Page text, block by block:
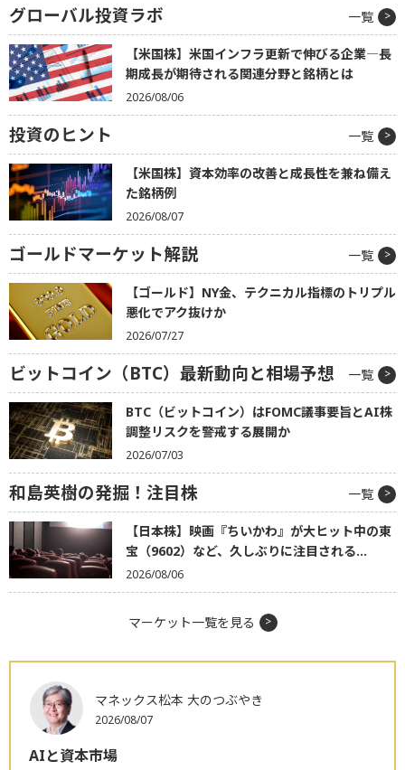
グローバル投資ラボ 一覧
【米国株】米国インフラ更新で伸びる企業―長
期成長が期待される関連分野と銘柄とは
2026/08/06
投資のヒント 一覧
【米国株】資本効率の改善と成長性を兼ね備え
た銘柄例
2026/08/07
ゴールドマーケット解説 一覧
【ゴールド】NY金、テクニカル指標のトリプル
悪化でアク抜けか
2026/07/27
ビットコイン（BTC）最新動向と相場予想 一覧
BTC（ビットコイン）はFOMC議事要旨とAI株
調整リスクを警戒する展開か
2026/07/03
和島英樹の発掘！注目株 一覧
【日本株】映画『ちいかわ』が大ヒット中の東
宝（9602）など、久しぶりに注目される...
2026/08/06
マーケット一覧を見る
マネックス松本 大のつぶやき
2026/08/07
AIと資本市場